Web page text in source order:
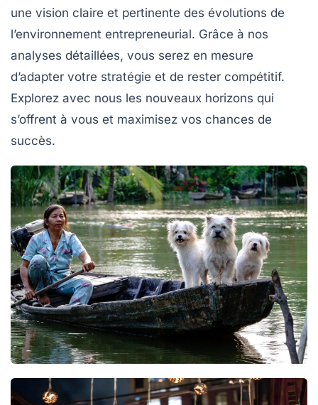
une vision claire et pertinente des évolutions de
l’environnement entrepreneurial. Grâce à nos
analyses détaillées, vous serez en mesure
d’adapter votre stratégie et de rester compétitif.
Explorez avec nous les nouveaux horizons qui
s’offrent à vous et maximisez vos chances de
succès.